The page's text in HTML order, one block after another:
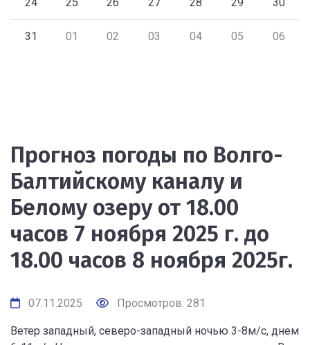
31 01 02 03 04 05 06
Прогноз погоды по Волго-
Балтийскому каналу и
Белому озеру от 18.00
часов 7 ноября 2025 г. до
18.00 часов 8 ноября 2025г.
07.11.2025 Просмотров: 281
Ветер западный, северо-западный ночью 3-8м/с, днем